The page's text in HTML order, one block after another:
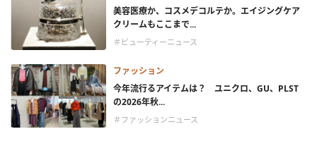
美容医療か、コスメデコルテか。エイジングケア
クリームもここまで...
＃ビューティーニュース
ファッション
今年流行るアイテムは？ ユニクロ、GU、PLST
の2026年秋...
＃ファッションニュース